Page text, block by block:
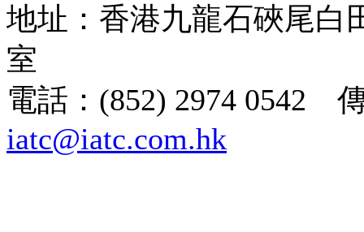
地址：香港九龍石硤尾白
室
電話：(852) 2974 0542
iatc@iatc.com.hk